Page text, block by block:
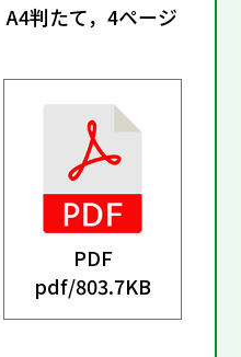
A4判たて，4ページ
PDF
pdf/803.7KB